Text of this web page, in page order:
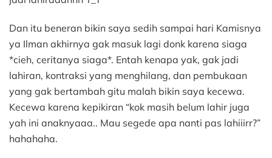
Dan itu beneran bikin saya sedih sampai hari Kamisnya
ya Ilman akhirnya gak masuk lagi donk karena siaga
*cieh, ceritanya siaga*. Entah kenapa yak, gak jadi
lahiran, kontraksi yang menghilang, dan pembukaan
yang gak bertambah gitu malah bikin saya kecewa.
Kecewa karena kepikiran “kok masih belum lahir juga
yah ini anaknyaaa.. Mau segede apa nanti pas lahiiirr?”
hahahaha.